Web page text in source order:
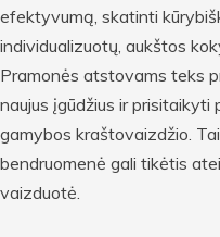
efektyvumą, skatinti
individualizuotų, aukštos
Pramonės atstovams teks
naujus įgūdžius ir prisitaikyti
gamybos kraštovaizdžio.
bendruomenė gali tikėtis
vaizduotė.